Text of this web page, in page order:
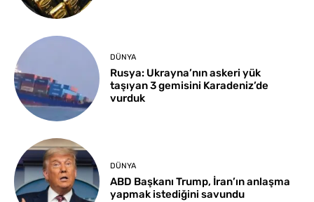
DÜNYA
Rusya: Ukrayna’nın askeri yük
taşıyan 3 gemisini Karadeniz’de
vurduk
DÜNYA
ABD Başkanı Trump, İran’ın anlaşma
yapmak istediğini savundu